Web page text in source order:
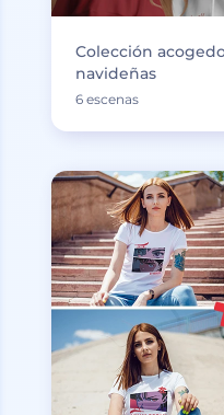
Colección
navideñas
6 escenas